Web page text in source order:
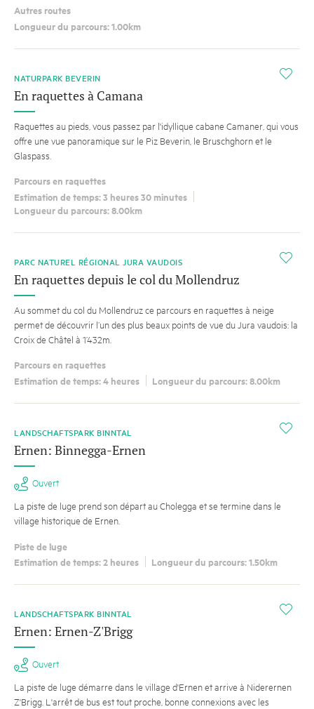
Autres routes
Longueur du parcours: 1.00km
i
NATURPARK BEVERIN
En raquettes à Camana
Raquettes au pieds, vous passez par l'idyllique cabane Camaner, qui vous
offre une vue panoramique sur le Piz Beverin, le Bruschghorn et le
Glaspass.
Parcours en raquettes
Estimation de temps: 3 heures 30 minutes
Longueur du parcours: 8.00km
i
PARC NATUREL RÉGIONAL JURA VAUDOIS
En raquettes depuis le col du Mollendruz
Au sommet du col du Mollendruz ce parcours en raquettes à neige
permet de découvrir l’un des plus beaux points de vue du Jura vaudois: la
Croix de Châtel à 1’432m.
Parcours en raquettes
Estimation de temps: 4 heures
Longueur du parcours: 8.00km
i
LANDSCHAFTSPARK BINNTAL
Ernen: Binnegga-Ernen
Ouvert
La piste de luge prend son départ au Cholegga et se termine dans le
village historique de Ernen.
Piste de luge
Estimation de temps: 2 heures
Longueur du parcours: 1.50km
i
LANDSCHAFTSPARK BINNTAL
Ernen: Ernen-Z'Brigg
Ouvert
La piste de luge démarre dans le village d'Ernen et arrive à Niderernen
Z'Brigg. L'arrêt de bus est tout proche, bonne connexions avec les